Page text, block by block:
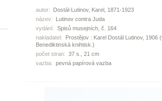
autor:
Dostál-Lutinov, Karel, 1871-1923
název:
Lutinov contra Juda
vydání: Spisů musejních, č. 164
nakladatel:
Prostějov : Karel Dostál Lutinov, 1906
Benediktinská knihtisk.)
počet stran: 37 s., 21 cm
vazba: pevná papírová vazba